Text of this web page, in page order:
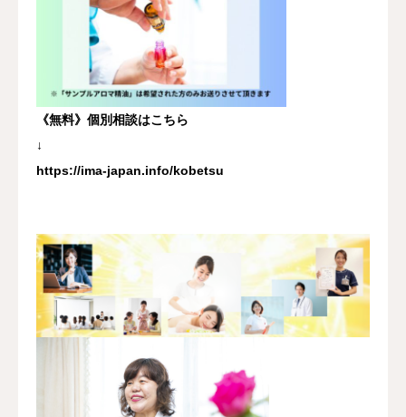
《無料》個別相談はこちら
↓
https://ima-japan.info/kobetsu